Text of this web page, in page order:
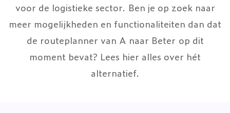
voor de logistieke sector. Ben je op zoek naar
meer mogelijkheden en functionaliteiten dan dat
de routeplanner van A naar Beter op dit
moment bevat? Lees hier alles over hét
alternatief.